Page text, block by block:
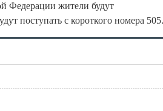
Федерации жители будут
поступать с короткого номера 505.